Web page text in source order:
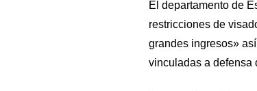
El departamento de
restricciones de
grandes ingresos»
vinculadas a defensa